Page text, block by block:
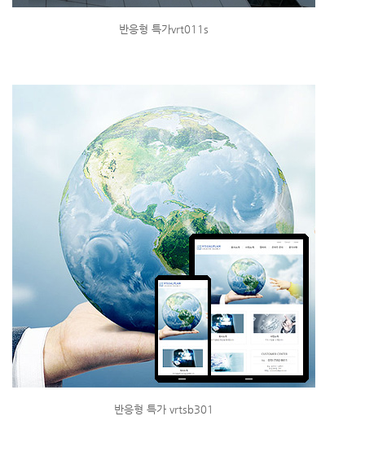
반응형 특가vrt011s
반응형 특가 vrtsb301